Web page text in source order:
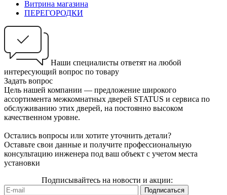
Витрина магазина
ПЕРЕГОРОДКИ
Наши специалисты ответят на любой
интересующий вопрос по товару
Задать вопрос
Цель нашей компании — предложение широкого
ассортимента межкомнатных дверей STATUS и сервиса по
обслуживанию этих дверей, на постоянно высоком
качественном уровне.
Остались вопросы или хотите уточнить детали?
Оставьте свои данные и получите профессиональную
консультацию инженера под ваш объект с учетом места
установки
Подписывайтесь на новости и акции: